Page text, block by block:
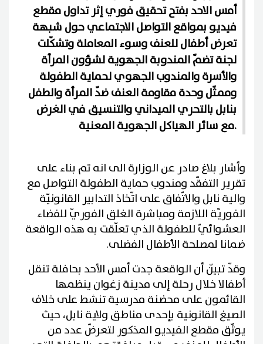
أمس الاحد بفتح تحقيق فوري إثر تداول مقطع
فيديو بمواقع التواصل الاجتماعي حول شبهة
تعرض أطفال للعنف وسوء المعاملة وتشكّلت
لجنة تضمّ المندوبة الجهوية لشؤون المرأة
والأسرة والمندوب الجهوي لحماية الطفولة
وممثّل وحدة مقاومة العنف ضدّ المرأة والطفل
بنابل بالتحري الميداني والتنسيق في الغرض
مع سائر الهياكل الجهوية المعنية.
وأشار بلاغ صادر عن الوزارة الى انه تم بناء على
تقرير التفقّد ومندوب حماية الطفولة التواصل مع
والية نابل والاتّفاق على اتّخاذ التدابير القانونيّة
الفوريّة اللازمة ومباشرة الغلق الفوريّ للفضاء
العشوائيّ للطفولة الذي تعلّقت به هذه الواقعة
ضمانا لمصلحة الأطفال الفضلى.
وقدّ تبيّن أن الواقعة جدت أمس الأحد بحافلة تنقل
أطفالا خلال رحلة إلى مدينة زغوان ينظمها
القائمون على محضنة مدرسية تنشط على خلاف
الصيغ القانونية بإحدى مناطق ولاية نابل، حيث
يوثّق مقطع الفيديو المذكور لتعرضّ عدد من